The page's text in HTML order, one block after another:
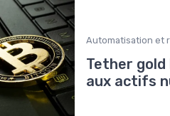
Automatisation et
Tether gold
aux actifs